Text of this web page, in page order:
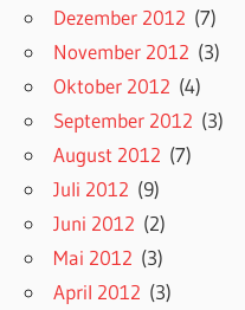
Dezember 2012 (7)
November 2012 (3)
Oktober 2012 (4)
September 2012 (3)
August 2012 (7)
Juli 2012 (9)
Juni 2012 (2)
Mai 2012 (3)
April 2012 (3)